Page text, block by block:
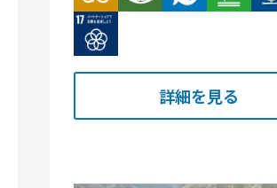
Image
詳細を見る